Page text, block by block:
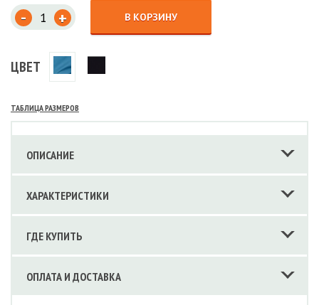
- + В КОРЗИНУ
ЦВЕТ
ТАБЛИЦА РАЗМЕРОВ
ОПИСАНИЕ
ХАРАКТЕРИСТИКИ
ГДЕ КУПИТЬ
ОПЛАТА И ДОСТАВКА